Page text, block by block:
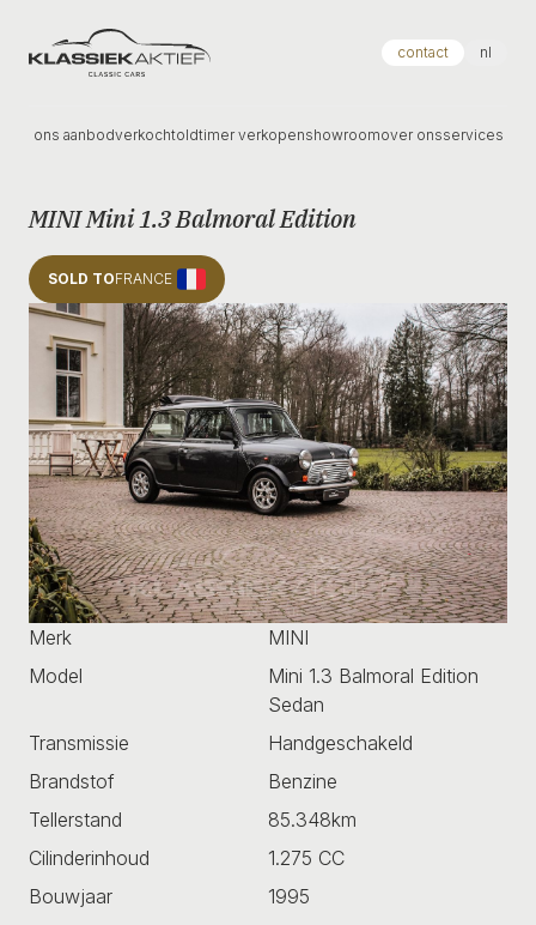
Klassiek Aktief contact nl
ons aanbodverkochtoldtimer verkopenshowroomover onsservices
MINI Mini 1.3 Balmoral Edition
SOLD TOFRANCE
Merk
MINI
Model
Mini 1.3 Balmoral Edition
Sedan
Transmissie
Handgeschakeld
Brandstof
Benzine
Tellerstand
85.348km
Cilinderinhoud
1.275 CC
Bouwjaar
1995